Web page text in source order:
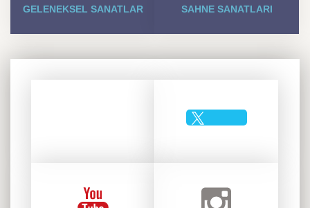
GELENEKSEL SANATLAR SAHNE SANATLARI